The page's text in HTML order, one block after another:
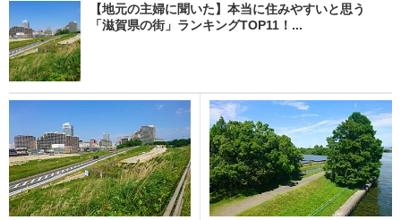
【地元の主婦に聞いた】本当に住みやすいと思う
「滋賀県の街」ランキングTOP11！...